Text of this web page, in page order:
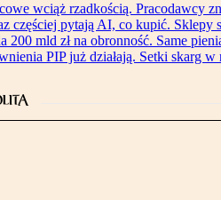
wciąż rzadkością. Pracodawcy
częściej pytają AI, co kupić. Sklepy
200 mld zł na obronność. Same
PIP już działają. Setki skarg w